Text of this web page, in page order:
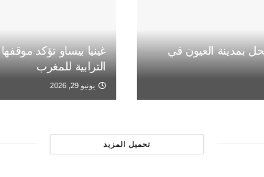
بمدينة العيون في
غينيا بيساو تؤكد
الترابية للمغرب
يونيو 29, 2026
تحميل المزيد